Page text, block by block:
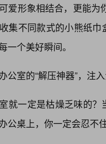
爱形象相结合，更能
集不同款式的小熊纸
一个美好瞬间。
公室的“解压神器”，注
就一定是枯燥乏味的？
公桌上，你一定会忍不